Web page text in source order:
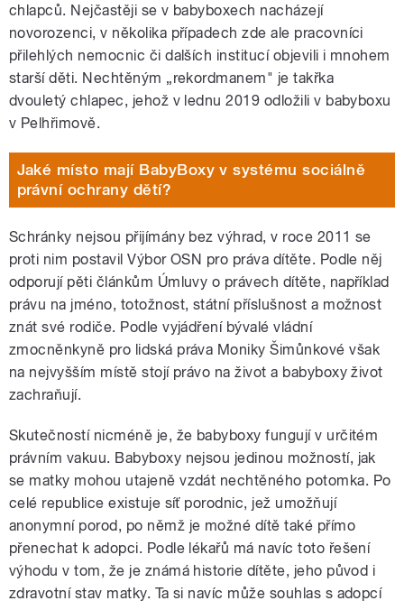
chlapců. Nejčastěji se v babyboxech nacházejí
novorozenci, v několika případech zde ale pracovníci
přilehlých nemocnic či dalších institucí objevili i mnohem
starší děti. Nechtěným „rekordmanem" je takřka
dvouletý chlapec, jehož v lednu 2019 odložili v babyboxu
v Pelhřimově.
Jaké místo mají BabyBoxy v systému sociálně
právní ochrany dětí?
Schránky nejsou přijímány bez výhrad, v roce 2011 se
proti nim postavil Výbor OSN pro práva dítěte. Podle něj
odporují pěti článkům Úmluvy o právech dítěte, například
právu na jméno, totožnost, státní příslušnost a možnost
znát své rodiče. Podle vyjádření bývalé vládní
zmocněnkyně pro lidská práva Moniky Šimůnkové však
na nejvyšším místě stojí právo na život a babyboxy život
zachraňují.
Skutečností nicméně je, že babyboxy fungují v určitém
právním vakuu. Babyboxy nejsou jedinou možností, jak
se matky mohou utajeně vzdát nechtěného potomka. Po
celé republice existuje síť porodnic, jež umožňují
anonymní porod, po němž je možné dítě také přímo
přenechat k adopci. Podle lékařů má navíc toto řešení
výhodu v tom, že je známá historie dítěte, jeho původ i
zdravotní stav matky. Ta si navíc může souhlas s adopcí